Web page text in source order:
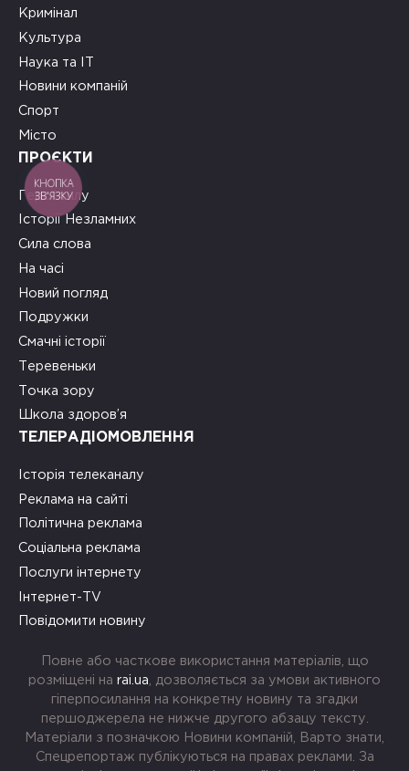
Кримінал
Культура
Наука та ІТ
Новини компаній
Спорт
Місто
ПРОЄКТИ
Герої тилу
Історії Незламних
Сила слова
На часі
Новий погляд
Подружки
Смачні історії
Теревеньки
Точка зору
Школа здоров’я
ТЕЛЕРАДІОМОВЛЕННЯ
Історія телеканалу
Реклама на сайті
Політична реклама
Соціальна реклама
Послуги інтернету
Інтернет-TV
Повідомити новину
Повне або часткове використання матеріалів, що
розміщені на rai.ua , дозволяється за умови активного
гіперпосилання на конкретну новину та згадки
першоджерела не нижче другого абзацу тексту.
Матеріали з позначкою Новини компаній, Варто знати,
Спецрепортаж публікуються на правах реклами. За
КНОПКА
ЗВ'ЯЗКУ